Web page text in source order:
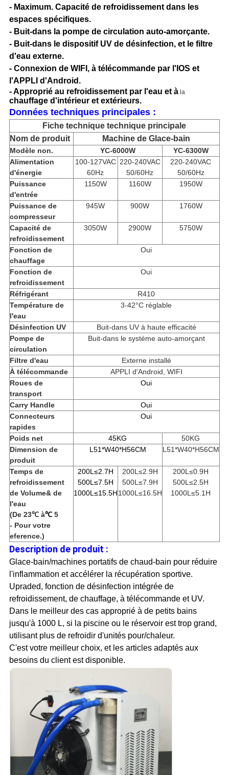
-Maximum. Capacité de refroidissement dans les
espaces spécifiques.
- Buit-dans la pompe de circulation auto-amorçante.
- Buit-dans le dispositif UV de désinfection, et le filtre
d'eau externe.
- Connexion de WIFI, à télécommande par l'IOS et
l'APPLI d'Android.
-Approprié au refroidissement par l'eau et àla
chauffage d'intérieur et extérieurs.
Données techniques principales :
Fiche technique technique principale
Nom de produit
Machine de Glace-bain
Modèle non. YC-6000W
YC-6300W
Alimentation
d'énergie
100-127VAC
60Hz
220-240VAC
50/60Hz
220-240VAC
50/60Hz
Puissance
d'entrée
1150W 1160W 1950W
Puissance de
compresseur
945W 900W 1760W
Capacité de
refroidissement
3050W 2900W 5750W
Fonction de
chauffage
Oui
Fonction de
refroidissement
Oui
Réfrigérant
R410
Température de
l'eau
3-42°C réglable
Désinfection UV
Buit-dans UV à haute efficacité
Pompe de
circulation
Buit-dans le système auto-amorçant
Filtre d'eau
Externe installé
À télécommande
APPLI d'Android, WIFI
Roues de
transport
Oui
Carry Handle
Oui
Connecteurs
rapides
Oui
Poids net 45KG
50KG
Dimension de
produit
L51*W40*H56CM L51*W40*H56CM
Temps de
refroidissement
de Volume& de
l'eau
(De 23℃ à℃5
- Pour votre
eference.)
200L≤2.7H
500L≤7.5H
1000L≤15.5H
200L≤2.9H
500L≤7.9H
1000L≤16.5H
200L≤0.9H
500L≤2.5H
1000L≤5.1H
Description de produit :
Glace-bain/machines portatifs de chaud-bain pour réduire
l'inflammation et accélérer la récupération sportive.
Upraded, fonction de désinfection intégrée de
refroidissement, de chauffage, à télécommande et UV.
Dans le meilleur des cas approprié à de petits bains
jusqu'à 1000 L, si la piscine ou le réservoir est trop grand,
utilisant plus de refroidir d'unités pour/chaleur.
C'est votre meilleur choix, et les articles adaptés aux
besoins du client est disponible.